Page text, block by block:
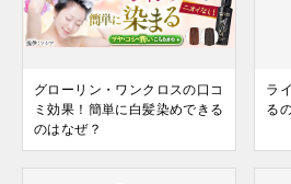
グローリン・ワンクロスの口コ
ミ効果！簡単に白髪染めできる
のはなぜ？
ラ
る